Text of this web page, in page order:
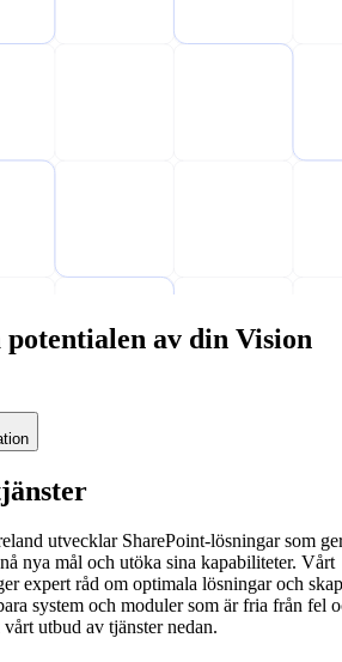
potentialen av din Vision
utvecklar SharePoint-lösningar som
nya mål och utöka sina kapabiliteter. Vårt
expert råd om optimala lösningar och
system och moduler som är fria från fel
utbud av tjänster nedan.